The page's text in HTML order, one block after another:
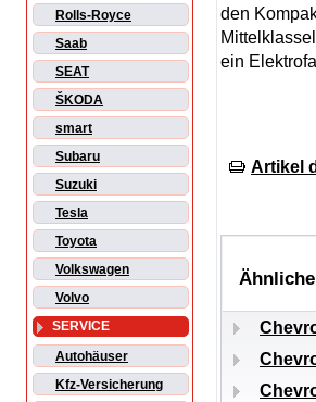
Rolls-Royce
Saab
SEAT
ŠKODA
smart
Subaru
Suzuki
Tesla
Toyota
Volkswagen
Volvo
SERVICE
Autohäuser
Kfz-Versicherung
den
ein
Artikel